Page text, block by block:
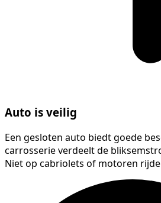
Auto is veilig
Een gesloten auto biedt goede
carrosserie verdeelt de
Niet op cabriolets of motoren